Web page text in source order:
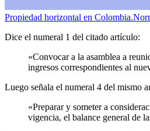
Propiedad horizontal en Colombia.
Dice el numeral 1 del citado artículo:
«Convocar a la asamblea a
ingresos correspondientes al
Luego señala el numeral 4 del mismo
«Preparar y someter a
vigencia, el balance general de